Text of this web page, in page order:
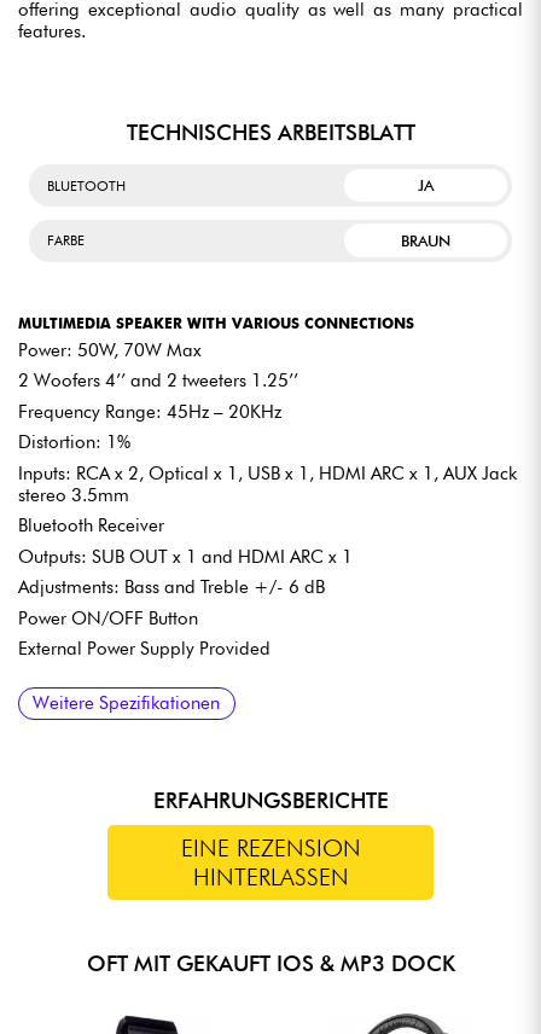
offering exceptional audio quality as well as many practical
features.
TECHNISCHES ARBEITSBLATT
BLUETOOTH JA
FARBE BRAUN
MULTIMEDIA SPEAKER WITH VARIOUS CONNECTIONS
Power: 50W, 70W Max
2 Woofers 4’’ and 2 tweeters 1.25’’
Frequency Range: 45Hz – 20KHz
Distortion: 1%
Inputs: RCA x 2, Optical x 1, USB x 1, HDMI ARC x 1, AUX Jack
stereo 3.5mm
Bluetooth Receiver
Outputs: SUB OUT x 1 and HDMI ARC x 1
Adjustments: Bass and Treble +/- 6 dB
Power ON/OFF Button
External Power Supply Provided
Weitere Spezifikationen
ERFAHRUNGSBERICHTE
EINE REZENSION
HINTERLASSEN
OFT MIT GEKAUFT IOS & MP3 DOCK